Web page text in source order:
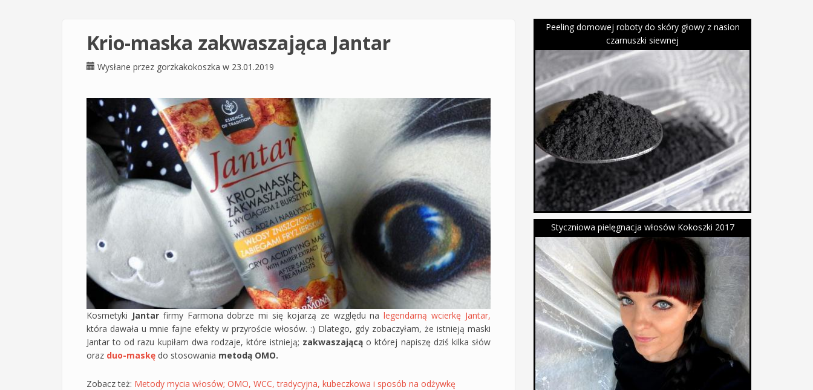
Krio-maska zakwaszająca Jantar
Wysłane przez gorzkakokoszka w 23.01.2019
Kosmetyki Jantarfirmy Farmona dobrze mi się kojarzą ze względu nalegendarną wcierkę Jantar,
która dawała u mnie fajne efekty w przyroście włosów. :) Dlatego, gdy zobaczyłam, że istnieją maski
Jantar to od razu kupiłam dwa rodzaje, które istnieją; zakwaszającą o której napiszę dziś kilka słów
oraz duo-maskę do stosowania metodą OMO.
Zobacz też: Metody mycia włosów; OMO, WCC, tradycyjna, kubeczkowa i sposób na odżywkę
Peeling domowej roboty do skóry głowy z nasion
czarnuszki siewnej
Styczniowa pielęgnacja włosów Kokoszki 2017